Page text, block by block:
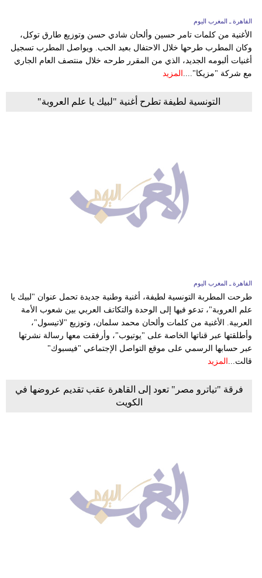
فيديو
القاهرة ـ المغرب اليوم
الأغنية من كلمات تامر حسين وألحان شادي حسن وتوزيع طارق توكل،
وكان المطرب طرحها خلال الاحتفال بعيد الحب. ويواصل المطرب تسجيل
أغنيات ألبومه الجديد، الذي من المقرر طرحه خلال منتصف العام الجاري
مع شركة "مزيكا".... المزيد
التونسية لطيفة تطرح أغنية "لبيك يا علم العروبة"
القاهرة ـ المغرب اليوم
طرحت المطربة التونسية لطيفة، أغنية وطنية جديدة تحمل عنوان "لبيك يا
علم العروبة"، تدعو فيها إلى الوحدة والتكاتف العربي بين شعوب الأمة
العربية. الأغنية من كلمات وألحان محمد سلمان، وتوزيع "لاتيسول"،
وأطلقتها عبر قناتها الخاصة على "يوتيوب"، وأرفقت معها رسالة نشرتها
عبر حسابها الرسمي على موقع التواصل الإجتماعي "فيسبوك"
قالت... المزيد
فرقة "تياترو مصر" تعود إلى القاهرة عقب تقديم عروضها في
الكويت